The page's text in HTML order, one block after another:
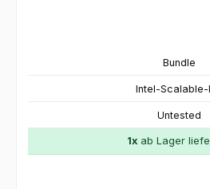
Bundle
Intel-Scalable-
Untested
1x ab Lager